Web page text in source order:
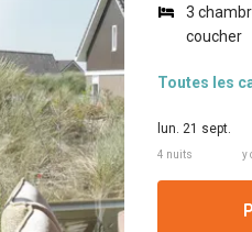
3
coucher
Toutes les